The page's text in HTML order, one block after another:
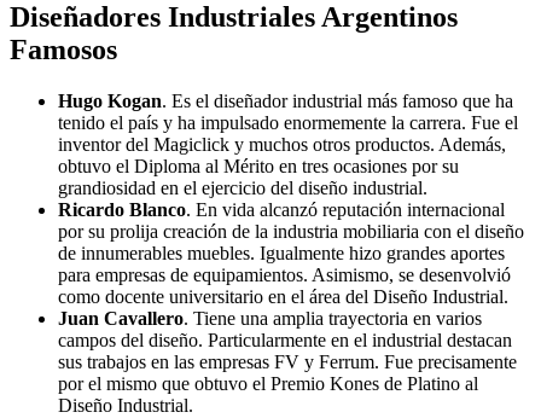
Diseñadores Industriales Argentinos
Famosos
Hugo Kogan. Es el diseñador industrial más famoso que ha
tenido el país y ha impulsado enormemente la carrera. Fue el
inventor del Magiclick y muchos otros productos. Además,
obtuvo el Diploma al Mérito en tres ocasiones por su
grandiosidad en el ejercicio del diseño industrial.
Ricardo Blanco. En vida alcanzó reputación internacional
por su prolija creación de la industria mobiliaria con el diseño
de innumerables muebles. Igualmente hizo grandes aportes
para empresas de equipamientos. Asimismo, se desenvolvió
como docente universitario en el área del Diseño Industrial.
Juan Cavallero. Tiene una amplia trayectoria en varios
campos del diseño. Particularmente en el industrial destacan
sus trabajos en las empresas FV y Ferrum. Fue precisamente
por el mismo que obtuvo el Premio Kones de Platino al
Diseño Industrial.